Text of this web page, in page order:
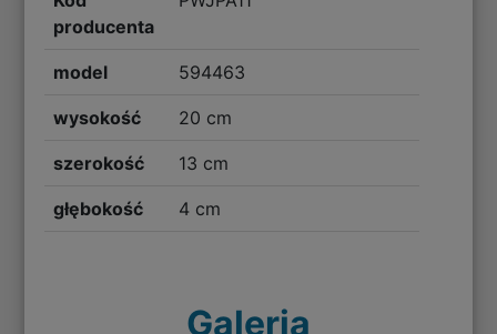
producenta
model 594463
wysokość 20 cm
szerokość 13 cm
głębokość 4 cm
Galeria